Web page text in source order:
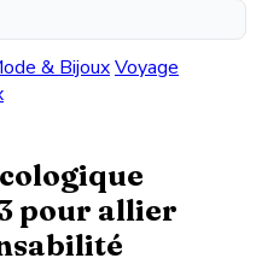
& BijouxVoyage
pour allier